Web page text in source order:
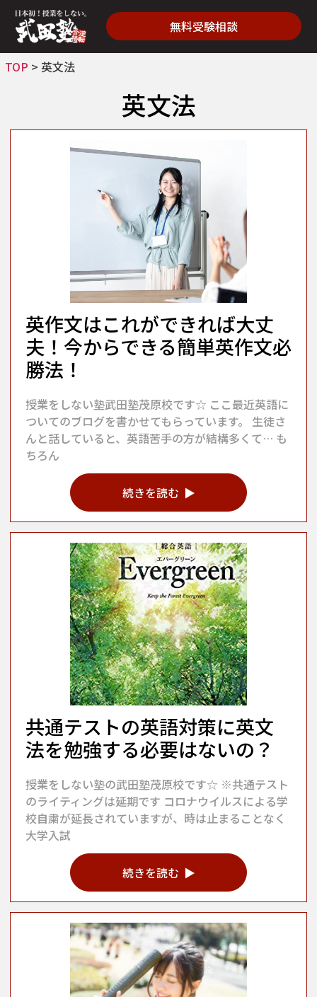
無料受験相談
TOP > 英文法
英文法
英作文はこれができれば大丈
夫！今からできる簡単英作文必
勝法！
授業をしない塾武田塾茂原校です☆ ここ最近英語に
ついてのブログを書かせてもらっています。 生徒さ
んと話していると、英語苦手の方が結構多くて… も
ちろん
続きを読む
共通テストの英語対策に英文
法を勉強する必要はないの？
授業をしない塾の武田塾茂原校です☆ ※共通テスト
のライティングは延期です コロナウイルスによる学
校自粛が延長されていますが、時は止まることなく
大学入試
続きを読む